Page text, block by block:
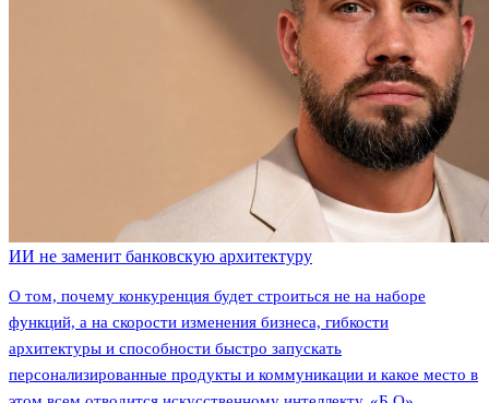
ИИ не заменит банковскую архитектуру
О том, почему конкуренция будет строиться не на наборе
функций, а на скорости изменения бизнеса, гибкости
архитектуры и способности быстро запускать
персонализированные продукты и коммуникации и какое место в